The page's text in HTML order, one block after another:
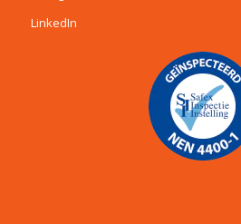
LinkedIn